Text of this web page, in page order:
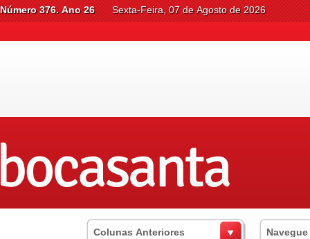
Número 376. Ano 26 Sexta-Feira, 07 de Agosto de 2026
Colunas Anteriores